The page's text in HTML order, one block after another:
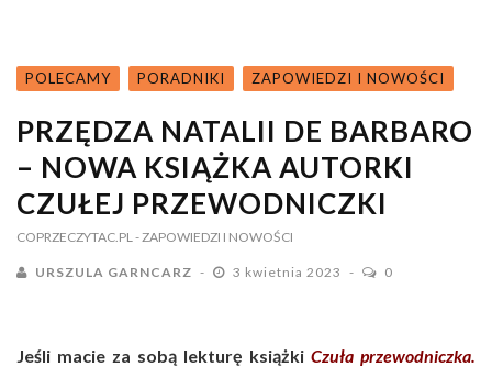
POLECAMY PORADNIKI ZAPOWIEDZI I NOWOŚCI
PRZĘDZA NATALII DE BARBARO
– NOWA KSIĄŻKA AUTORKI
CZUŁEJ PRZEWODNICZKI
COPRZECZYTAC.PL - ZAPOWIEDZI I NOWOŚCI
URSZULA GARNCARZ 3 kwietnia 2023 0
Jeśli macie za sobą lekturę książki Czuła przewodniczka.